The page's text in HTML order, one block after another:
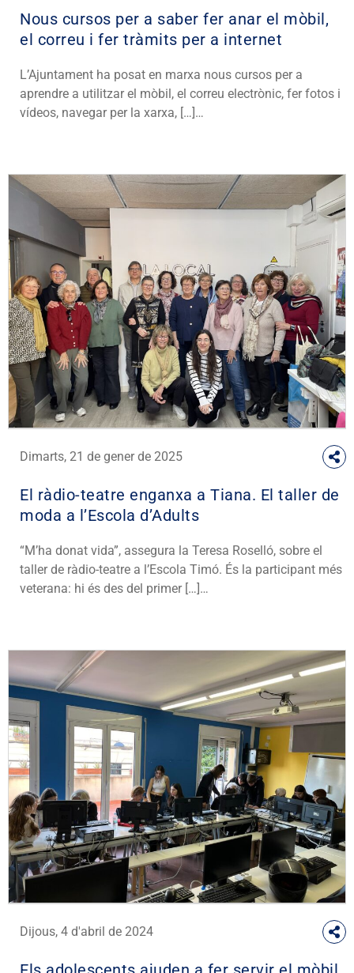
Nous cursos per a saber fer anar el mòbil,
el correu i fer tràmits per a internet
L’Ajuntament ha posat en marxa nous cursos per a
aprendre a utilitzar el mòbil, el correu electrònic, fer fotos i
vídeos, navegar per la xarxa, […]…
Dimarts, 21 de gener de 2025
El ràdio-teatre enganxa a Tiana. El taller de
moda a l’Escola d’Adults
“M’ha donat vida”, assegura la Teresa Roselló, sobre el
taller de ràdio-teatre a l’Escola Timó. És la participant més
veterana: hi és des del primer […]…
Dijous, 4 d'abril de 2024